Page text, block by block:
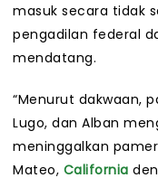
masuk secara tidak
pengadilan federal
mendatang.
“Menurut dakwaan,
Lugo, dan Alban
meninggalkan
Mateo, California